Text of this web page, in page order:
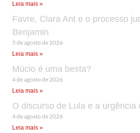
Leia mais »
Favre, Clara Ant e o processo
Benjamin
5 de agosto de 2026
Leia mais »
Múcio é uma besta?
4 de agosto de 2026
Leia mais »
O discurso de Lula e a urgência
4 de agosto de 2026
Leia mais »